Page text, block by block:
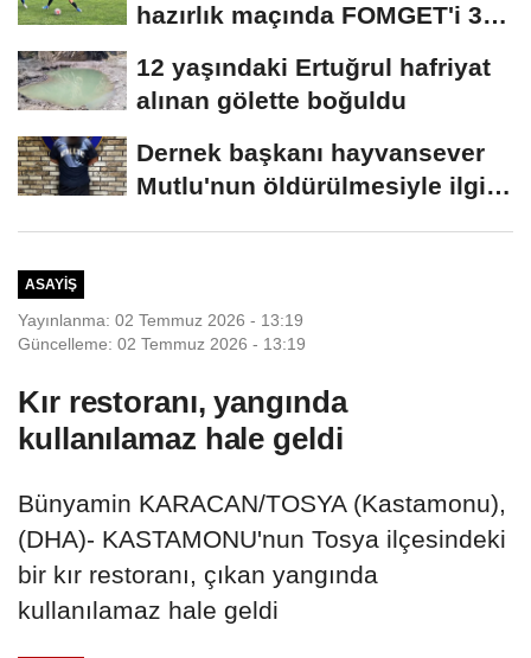
hazırlık maçında FOMGET'i 3-
12 yaşındaki Ertuğrul hafriyat
alınan gölette boğuldu
Dernek başkanı hayvansever
Mutlu'nun öldürülmesiyle ilgili
ASAYIŞ
Yayınlanma: 02 Temmuz 2026 - 13:19
Güncelleme: 02 Temmuz 2026 - 13:19
Kır restoranı, yangında
kullanılamaz hale geldi
Bünyamin KARACAN/TOSYA (Kastamonu),
(DHA)- KASTAMONU'nun Tosya ilçesindeki
bir kır restoranı, çıkan yangında
kullanılamaz hale geldi